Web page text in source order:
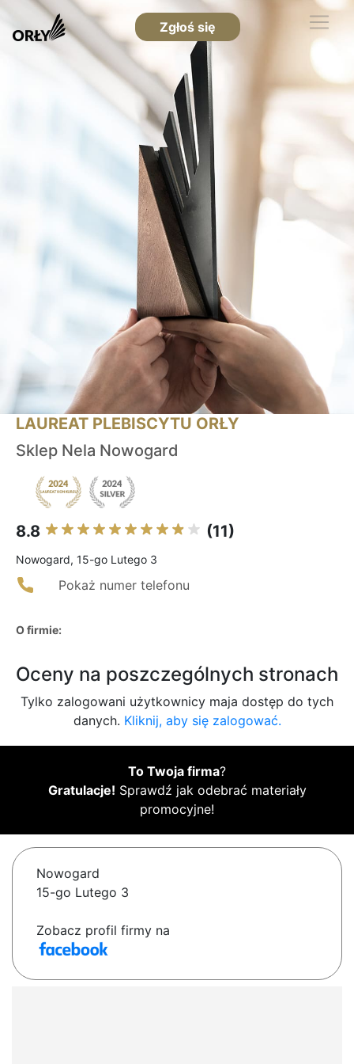
Zgłoś się
LAUREAT PLEBISCYTU ORŁY
Sklep Nela Nowogard
8.8 (11)
Nowogard, 15-go Lutego 3
Pokaż numer telefonu
O firmie:
Oceny na poszczególnych stronach
Tylko zalogowani użytkownicy maja dostęp do tych
danych. Kliknij, aby się zalogować.
To Twoja firma?
Gratulacje! Sprawdź jak odebrać materiały
promocyjne!
Nowogard
15-go Lutego 3
Zobacz profil firmy na